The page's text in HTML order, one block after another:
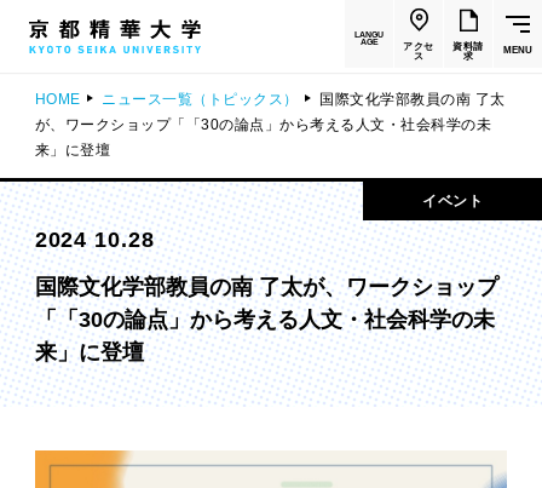
LANGU
AGE
アクセ
ス
資料請
求
MENU
HOME ニュース一覧（トピックス）
国際文化学部教員の南 了太
が、ワークショップ「「30の論点」から考える人文・社会科学の未
来」に登壇
イベント
2024 10.28
国際文化学部教員の南 了太が、ワークショップ
「「30の論点」から考える人文・社会科学の未
来」に登壇